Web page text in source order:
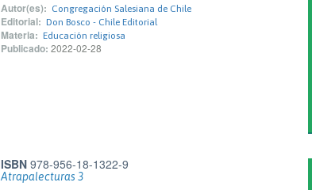
Autor(es): Congregación Salesiana de Chile
Editorial: Don Bosco - Chile Editorial
Materia: Educación religiosa
Publicado: 2022-02-28
ISBN 978-956-18-1322-9
Atrapalecturas 3